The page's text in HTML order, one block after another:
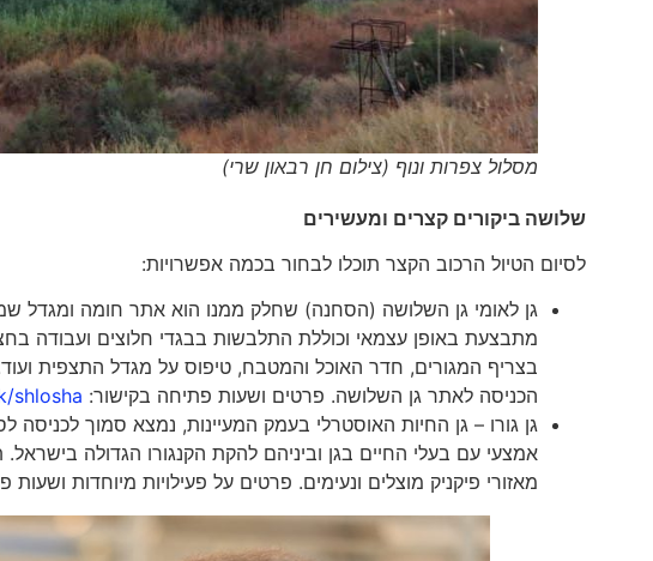
מסלול צפרות ונוף (צילום חן רבאון שרי)
שלושה ביקורים קצרים ומעשירים
לסיום הטיול הרכוב הקצר תוכלו לבחור בכמה אפשרויות:
גן לאומי גן השלושה (הסחנה) שחלק ממנו הוא אתר חומה ומגדל
מתבצעת באופן עצמאי וכוללת התלבשות בבגדי חלוצים ועבודה
הכניסה לאתר גן השלושה. פרטים ושעות פתיחה בקישור: shlosha
גן גורו – גן החיות האוסטרלי בעמק המעיינות, נמצא סמוך לכניסה
אמצעי עם בעלי החיים בגן וביניהם להקת הקנגורו הגדולה
מאזורי פיקניק מוצלים ונעימים. פרטים על פעילויות מיוחדות ושעות